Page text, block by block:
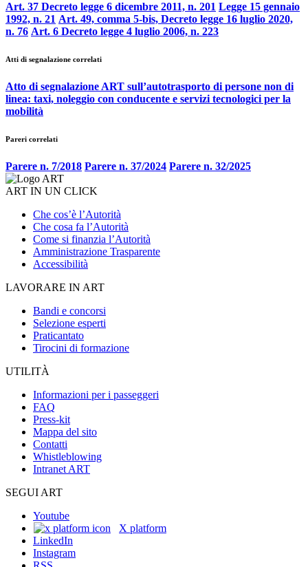
Art. 37 Decreto legge 6 dicembre 2011, n. 201 Legge 15 gennaio
1992, n. 21 Art. 49, comma 5-bis, Decreto legge 16 luglio 2020,
n. 76 Art. 6 Decreto legge 4 luglio 2006, n. 223
Atti di segnalazione correlati
Atto di segnalazione ART sull’autotrasporto di persone non di
linea: taxi, noleggio con conducente e servizi tecnologici per la
mobilità
Pareri correlati
Parere n. 7/2018 Parere n. 37/2024 Parere n. 32/2025
ART IN UN CLICK
Che cos’è l’Autorità
Che cosa fa l’Autorità
Come si finanzia l’Autorità
Amministrazione Trasparente
Accessibilità
LAVORARE IN ART
Bandi e concorsi
Selezione esperti
Praticantato
Tirocini di formazione
UTILITÀ
Informazioni per i passeggeri
FAQ
Press-kit
Mappa del sito
Contatti
Whistleblowing
Intranet ART
SEGUI ART
Youtube
X platform
LinkedIn
Instagram